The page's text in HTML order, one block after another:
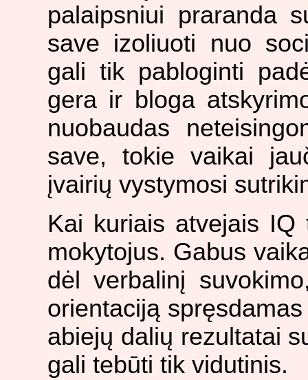
palaipsniui praranda
save izoliuoti nuo
gali tik pabloginti
gera ir bloga
nuobaudas
save, tokie vaikai
įvairių vystymosi
Kai kuriais atvejais
mokytojus. Gabus
dėl verbalinį
orientaciją
abiejų dalių rezultatai
gali tebūti tik vidutinis.